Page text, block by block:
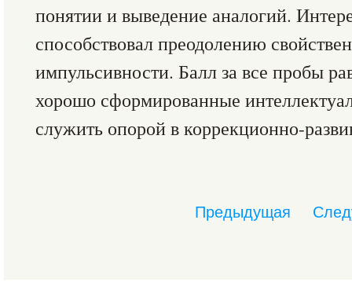
понятии и выведение аналогий.
способствовал преодолению
импульсивности. Балл за все пробы
хорошо сформированные
служить опорой в коррекционно-
Предыдущая